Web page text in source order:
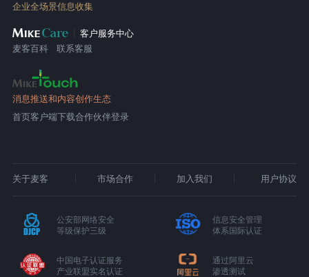
企业全场景信息收集
客户服务中心
麦客百科
联系客服
消息推送和内容创作生态
首页客户端下载合作伙伴登录
关于麦客 市场合作 加入我们 用户协议
公安部网络安全
等级保护三级
信息安全管理
体系国际认证
中国电子认证服务
产业联盟实名认证
通过阿里云
渗透测试